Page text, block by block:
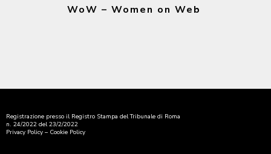
WoW – Women on Web
Registrazione presso il Registro Stampa del Tribunale di Roma
n. 24/2022 del 23/2/2022
Privacy Policy – Cookie Policy